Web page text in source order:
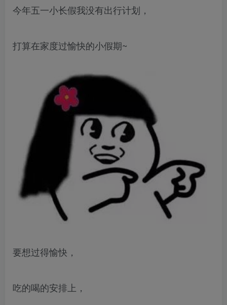
今年五一小长假我没有出行计划，
打算在家度过愉快的小假期~
要想过得愉快，
吃的喝的安排上，